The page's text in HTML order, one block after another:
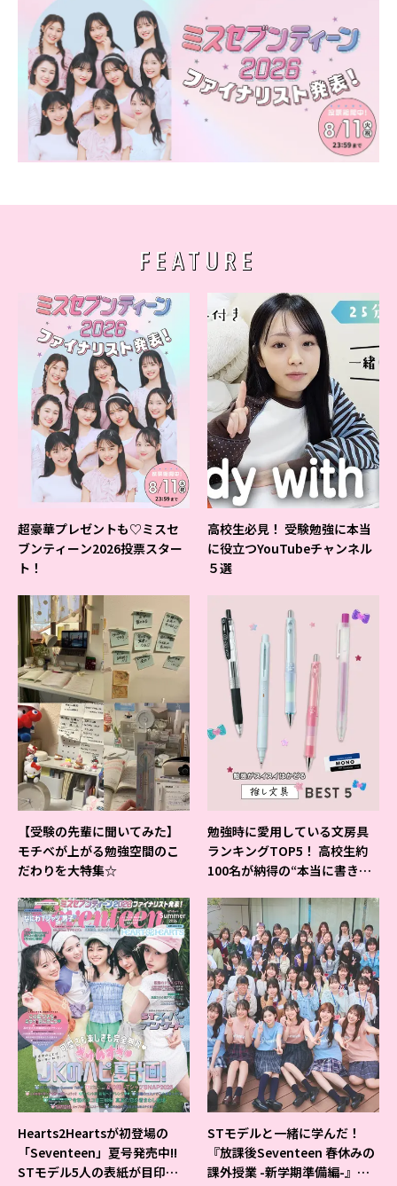
FEATURE
超豪華プレゼントも♡ミスセ
ブンティーン2026投票スター
ト！
高校生必見！ 受験勉強に本当
に役立つYouTubeチャンネル
５選
【受験の先輩に聞いてみた】
モチベが上がる勉強空間のこ
だわりを大特集☆
勉強時に愛用している文房具
ランキングTOP5！ 高校生約
100名が納得の“本当に書きや
Hearts2Heartsが初登場の
「Seventeen」夏号発売中!!
STモデル5人の表紙が目印だ
STモデルと一緒に学んだ！
『放課後Seventeen 春休みの
課外授業 -新学期準備編-』イ